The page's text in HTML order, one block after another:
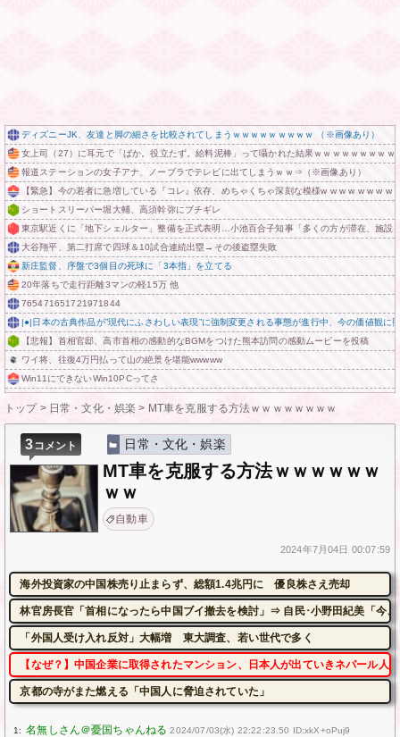
ディズニーJK、友達と脚の細さを比較されてしまうｗｗｗｗｗｗｗｗｗ （※画像あり）
女上司（27）に耳元で「ばか。役立たず。給料泥棒」って囁かれた結果ｗｗｗｗｗｗｗｗｗ
報道ステーションの女子アナ、ノーブラでテレビに出てしまうｗｗ⇒（※画像あり）
【緊急】今の若者に急増している『コレ』依存、めちゃくちゃ深刻な模様w w w w w w w w
ショートスリーパー堀大輔、高須幹弥にブチギレ
東京駅近くに「地下シェルター」整備を正式表明…小池百合子知事「多くの方が滞在、施設
大谷翔平、第二打席で四球＆10試合連続出塁→その後盗塁失敗
新庄監督、序盤で3個目の死球に「3本指」を立てる
20年落ちで走行距離3マンの軽15万 他
765471651721971844
|●|日本の古典作品が”現代にふさわしい表現”に強制変更される事態が進行中、今の価値観
【悲報】首相官邸、高市首相の感動的なBGMをつけた熊本訪問の感動ムービーを投稿
ワイ将、往復4万円払って山の絶景を堪能wwwww
Win11にできないWin10PCってさ
トップ> 日常・文化・娯楽 > MT車を克服する方法ｗｗｗｗｗｗｗｗ
3コメント 日常・文化・娯楽
MT車を克服する方法ｗｗｗｗｗｗ
ｗｗ
自動車
2024年7月04日 00:07:59
海外投資家の中国株売り止まらず、総額1.4兆円に 優良株さえ売却
林官房長官「首相になったら中国ブイ撤去を検討」⇒ 自民･小野田紀美「今
「外国人受け入れ反対」大幅増 東大調査、若い世代で多く
【なぜ？】中国企業に取得されたマンション、日本人が出ていきネパール人
京都の寺がまた燃える「中国人に脅迫されていた」
1: 2024/07/03(水) 22:22:23.50 ID:xkX+oPuj9